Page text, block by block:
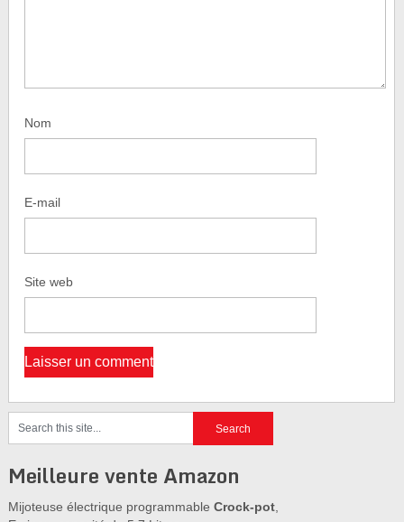
Nom
E-mail
Site web
Meilleure vente Amazon
Mijoteuse électrique programmable Crock-pot,